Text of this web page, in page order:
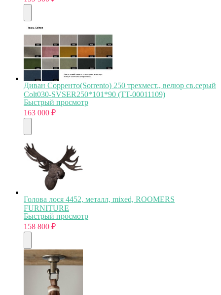
Диван Сорренто(Sorrento) 250 трехмест., велюр св.серый
Colt030-SVSER250*101*90 (TT-00011109)
Быстрый просмотр
163 000 ₽
Голова лося 4452, металл, mixed, ROOMERS
FURNITURE
Быстрый просмотр
158 800 ₽